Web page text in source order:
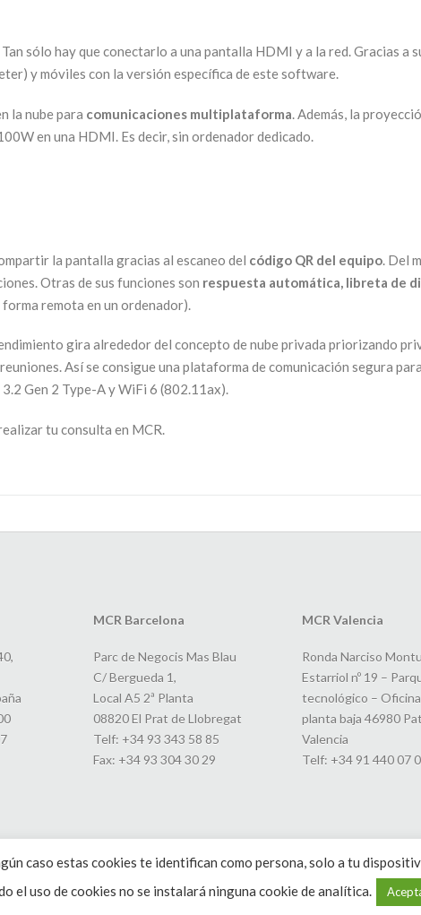
Tan sólo hay que conectarlo a una pantalla HDMI y a la red. Gracias a
y móviles con la versión específica de este software.
la nube para comunicaciones multiplataforma . Además, la
en una HDMI. Es decir, sin ordenador dedicado.
la pantalla gracias al escaneo del código QR del equipo. Del
Otras de sus funciones son respuesta automática, libreta de
remota en un ordenador).
gira alrededor del concepto de nube privada priorizando
Así se consigue una plataforma de comunicación segura
Gen 2 Type-A y WiFi 6 (802.11ax).
tu consulta en MCR.
MCR Barcelona
Parc de Negocis Mas Blau
C/ Bergueda 1,
Local A5 2ª Planta
08820 El Prat de Llobregat
Telf: +34 93 343 58 85
Fax: +34 93 304 30 29
MCR Valencia
Ronda Narciso
Estarriol nº 19 –
tecnológico –
planta baja 46980
Valencia
Telf: +34 91 440 07
caso estas cookies te identifican como persona, solo a tu
el uso de cookies no se instalará ninguna cookie de analítica.